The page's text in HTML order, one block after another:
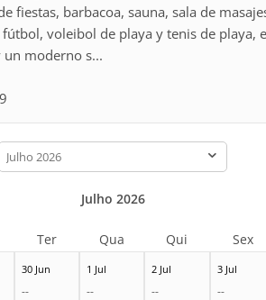
fiestas, barbacoa, sauna, sala de
voleibol de playa y tenis de playa,
moderno s...
30 Jun
--
1 Jul
--
2 Jul
--
3 Jul
--
Julho 2026
Ter Qua Qui Sex